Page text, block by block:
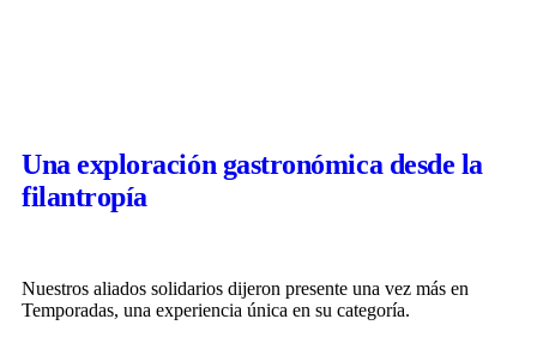
Una exploración gastronómica desde la
filantropía
Nuestros aliados solidarios dijeron presente una vez más en
Temporadas, una experiencia única en su categoría.